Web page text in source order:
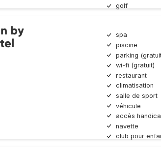
golf
by
spa
piscine
parking
wi-fi (gratuit)
restaurant
climatisation
salle de sport
véhicule
accès
navette
club pour